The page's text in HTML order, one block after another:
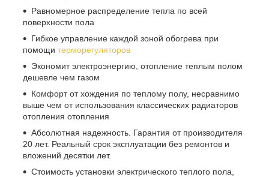
Равномерное распределение тепла по всей
поверхности пола
Гибкое управление каждой зоной обогрева при
помощи терморегуляторов
Экономит электроэнергию, отопление теплым полом
дешевле чем газом
Комфорт от хождения по теплому полу, несравнимо
выше чем от использования классических радиаторов
отопления отопления
Абсолютная надежность. Гарантия от производителя
20 лет. Реальный срок эксплуатации без ремонтов и
вложений десятки лет.
Стоимость установки электрического теплого пола,